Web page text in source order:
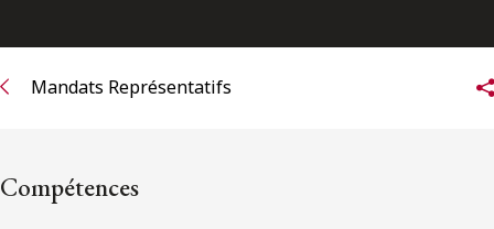
S’abonner aux articles Osler
Mandats Représentatifs
Compétences